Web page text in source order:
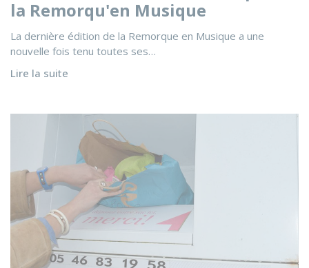
la Remorqu'en Musique
La dernière édition de la Remorque en Musique a une
nouvelle fois tenu toutes ses…
Lire la suite
Voir l'actualité Collecte des textiles - Suppression de la